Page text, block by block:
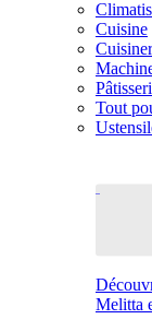
Cuisine
Tout
Melitta